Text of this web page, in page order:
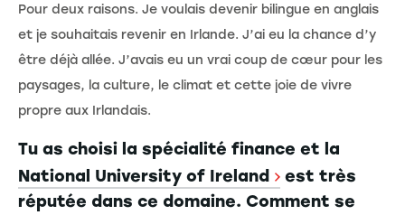
Pour deux raisons. Je voulais devenir bilingue en anglais
et je souhaitais revenir en Irlande. J’ai eu la chance d’y
être déjà allée. J’avais eu un vrai coup de cœur pour les
paysages, la culture, le climat et cette joie de vivre
propre aux Irlandais.
Tu as choisi la spécialité finance et la
National University of Ireland
est très
réputée dans ce domaine. Comment se